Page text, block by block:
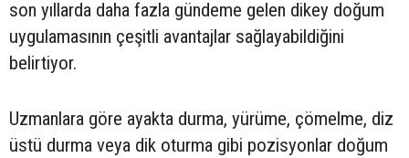
son yıllarda daha fazla gündeme gelen dikey doğum
uygulamasının çeşitli avantajlar sağlayabildiğini
belirtiyor.
Uzmanlara göre ayakta durma, yürüme, çömelme, diz
üstü durma veya dik oturma gibi pozisyonlar doğum